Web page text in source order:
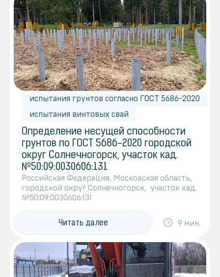
испытания грунтов согласно ГОСТ 5686-2020
испытания винтовых свай
9 мин.
Определение несущей способности
грунтов по ГОСТ 5686-2020 городской
округ Солнечногорск, участок кад.
№50:09:0030606:131
Российская Федерация, Московская область,
городской округ Солнечногорск, участок кад.
№50:09:0030606:131
Читать далее